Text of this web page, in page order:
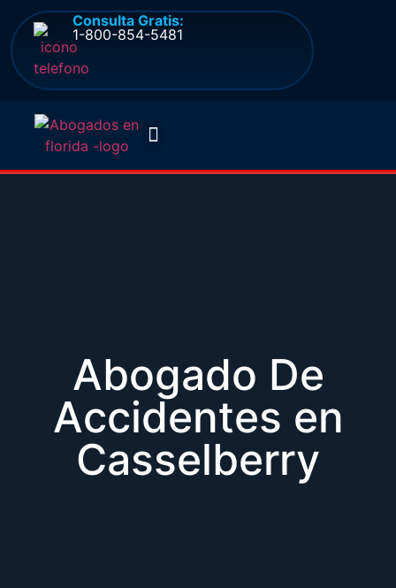
Consulta Gratis:
1-800-854-5481
Abogado De
Accidentes en
Casselberry